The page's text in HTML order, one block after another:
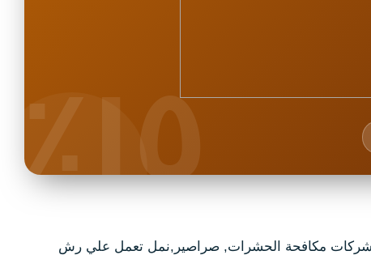
١٥٪
اولي شركات مكافحة الحشرات, صراصير,نمل تعمل علي رش